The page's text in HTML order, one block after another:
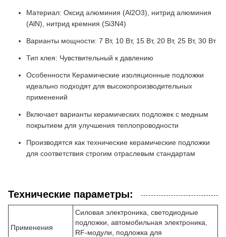
Материал: Оксид алюминия (Al2O3), нитрид алюминия
(AlN), нитрид кремния (Si3N4)
Варианты мощности: 7 Вт, 10 Вт, 15 Вт, 20 Вт, 25 Вт, 30 Вт
Тип клея: Чувствительный к давлению
Особенности Керамические изоляционные подложки
идеально подходят для высокопроизводительных
применений
Включает варианты керамических подложек с медным
покрытием для улучшения теплопроводности
Производятся как технические керамические подложки
для соответствия строгим отраслевым стандартам
Технические параметры:
Применения
Силовая электроника, светодиодные
подложки, автомобильная электроника,
RF-модули, подложка для